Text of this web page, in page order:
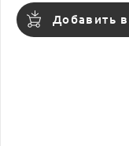
Добавить